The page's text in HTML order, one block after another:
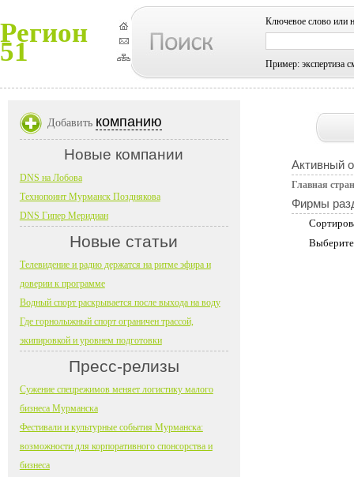
Регион
51
Ключевое слово или
Пример: экспертиза
Активный
Главная
Фирмы
Добавить компанию
Новые компании
DNS на Лобова
Технопоинт Мурманск Позднякова
DNS Гипер Меридиан
Новые статьи
Телевидение и радио держатся на ритме эфира и
доверии к программе
Водный спорт раскрывается после выхода на воду
Где горнолыжный спорт ограничен трассой,
экипировкой и уровнем подготовки
Пресс-релизы
Сужение спецрежимов меняет логистику малого
бизнеса Мурманска
Фестивали и культурные события Мурманска:
возможности для корпоративного спонсорства и
бизнеса